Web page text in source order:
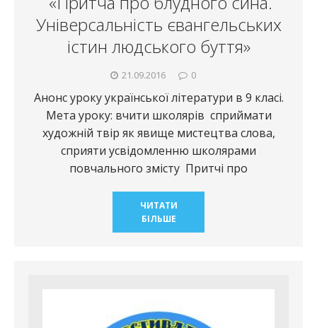
Універсальність євангельських
істин людського буття»
21.09.2016 0
Анонс уроку української літератури в 9 класі.
Мета уроку: вчити школярів сприймати
художній твір як явище мистецтва слова,
сприяти усвідомленню школярами
повчального змісту Притчі про
ЧИТАТИ
БІЛЬШЕ